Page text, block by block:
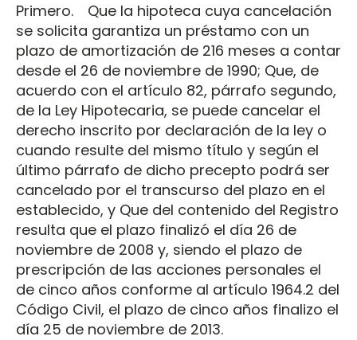
Primero. Que la hipoteca cuya cancelación
se solicita garantiza un préstamo con un
plazo de amortización de 216 meses a contar
desde el 26 de noviembre de 1990; Que, de
acuerdo con el artículo 82, párrafo segundo,
de la Ley Hipotecaria, se puede cancelar el
derecho inscrito por declaración de la ley o
cuando resulte del mismo título y según el
último párrafo de dicho precepto podrá ser
cancelado por el transcurso del plazo en el
establecido, y Que del contenido del Registro
resulta que el plazo finalizó el día 26 de
noviembre de 2008 y, siendo el plazo de
prescripción de las acciones personales el
de cinco años conforme al artículo 1964.2 del
Código Civil, el plazo de cinco años finalizo el
día 25 de noviembre de 2013.